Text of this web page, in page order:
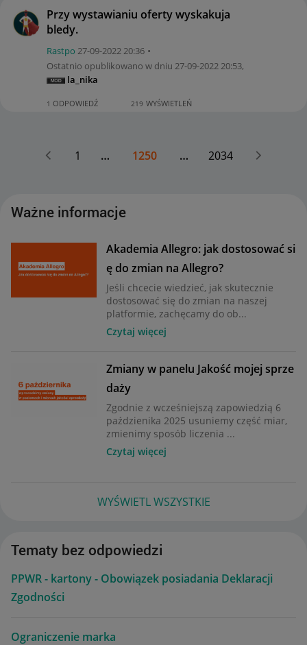
Przy wystawianiu oferty wyskakuja
bledy.
Rastpo ‎27-09-202220:36
Ostatnio opublikowano w dniu ‎27-09-202220:53,
la_nika
1 ODPOWIEDŹ 219 WYŚWIETLEŃ
1 … 1250 … 2034
Ważne informacje
Akademia Allegro: jak dostosować si
ę do zmian na Allegro?
Jeśli chcecie wiedzieć, jak skutecznie
dostosować się do zmian na naszej
platformie, zachęcamy do ob...
Czytaj więcej
Zmiany w panelu Jakość mojej sprze
daży
Zgodnie z wcześniejszą zapowiedzią 6
paździenika 2025 usuniemy część miar,
zmienimy sposób liczenia ...
Czytaj więcej
WYŚWIETL WSZYSTKIE
Tematy bez odpowiedzi
PPWR - kartony - Obowiązek posiadania Deklaracji
Zgodności
Ograniczenie marka